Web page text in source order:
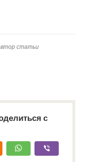
статьи
с